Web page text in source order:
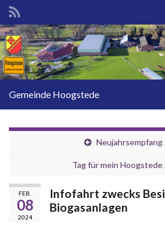
Search for:
Gemeinde Hoogstede
Neujahrsempfang
Tag für mein Hoogstede
FEB.
08
2024
Infofahrt zwecks
Biogasanlagen